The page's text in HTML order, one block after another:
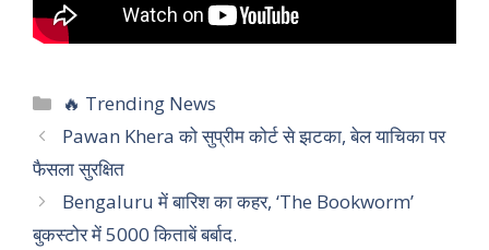
C
a
e
g
o
🔥 Trending News
Pawan Khera को सुप्रीम कोर्ट से झटका, बेल याचिका पर
फैसला सुरक्षित
Bengaluru में बारिश का कहर, ‘The Bookworm’
बुकस्टोर में 5000 किताबें बर्बाद.